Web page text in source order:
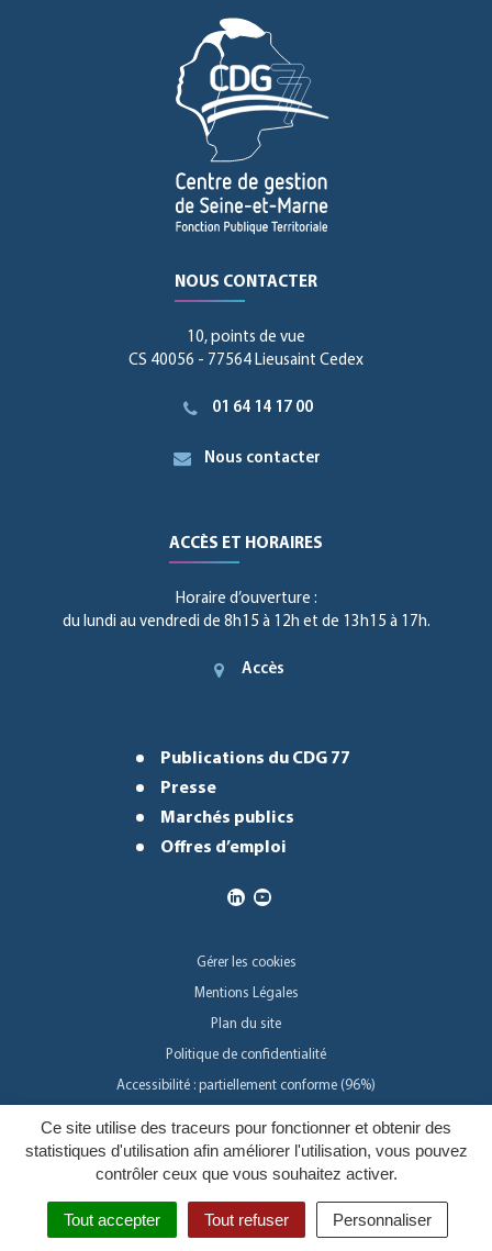
Ce site utilise des traceurs pour fonctionner et obtenir des
statistiques d'utilisation afin améliorer l'utilisation, vous pouvez
contrôler ceux que vous souhaitez activer.
Tout accepter Tout refuser Personnaliser
NOUS CONTACTER
10, points de vue
CS 40056 - 77564 Lieusaint Cedex
01 64 14 17 00
Nous contacter
ACCÈS ET HORAIRES
Horaire d’ouverture :
du lundi au vendredi de 8h15 à 12h et de 13h15 à 17h.
Accès
Publications du CDG 77
Presse
Marchés publics
Offres d’emploi
Gérer les cookies
Mentions Légales
Plan du site
Politique de confidentialité
Accessibilité : partiellement conforme (96%)
Inovagora